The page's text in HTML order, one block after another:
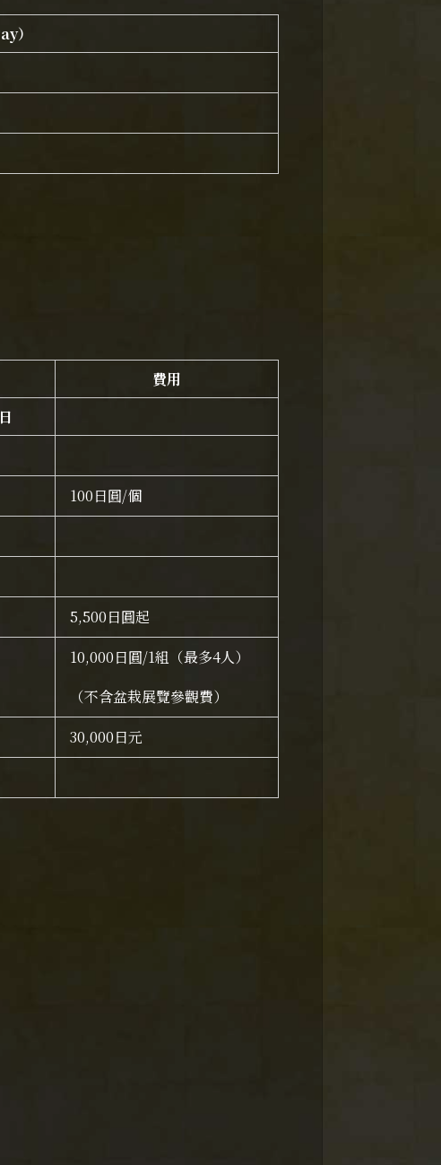
）
費用
100日圓/個
5,500日圓起
10,000日圓/1組（最多4人）
（不含盆栽展覽參觀費）
30,000日元